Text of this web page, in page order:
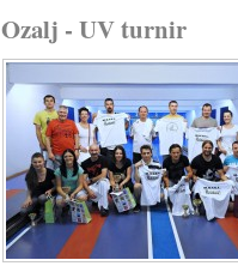
Ozalj - UV turnir